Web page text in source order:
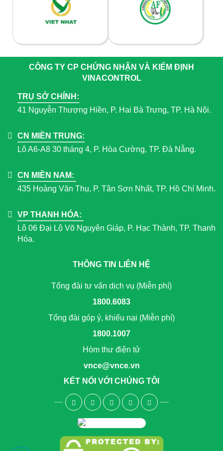
CÔNG TY CP CHỨNG NHẬN VÀ KIỂM ĐỊNH
VINACONTROL
TRỤ SỞ CHÍNH:
41 Nguyễn Thượng Hiền, P. Hai Bà Trưng, TP. Hà Nội.
CN MIỀN TRUNG:
Lô A6-A8 30 tháng 4, P. Hòa Cường, TP. Đà Nẵng.
CN MIỀN NAM:
435 Hoàng Văn Thụ, P. Tân Sơn Nhất, TP. Hồ Chí Minh.
VP THANH HÓA:
Lô 06 Đại Lộ Võ Nguyên Giáp, P. Hạc Thành, TP. Thanh
Hóa.
THÔNG TIN LIÊN HỆ
Tổng đài tư vấn dịch vụ (Miễn phí)
1800.6083
Tổng đài góp ý, khiếu nại (Miễn phí)
1800.1007
Hòm thư điện tử
vnce@vnce.vn
KẾT NỐI VỚI CHÚNG TÔI